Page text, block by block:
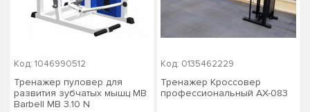
Код: 1046990512
Тренажер пуловер для
развития зубчатых мышц MB
Barbell MB 3.10 N
Код: 0135462229
Тренажер Кроссовер
профессиональный AX-083